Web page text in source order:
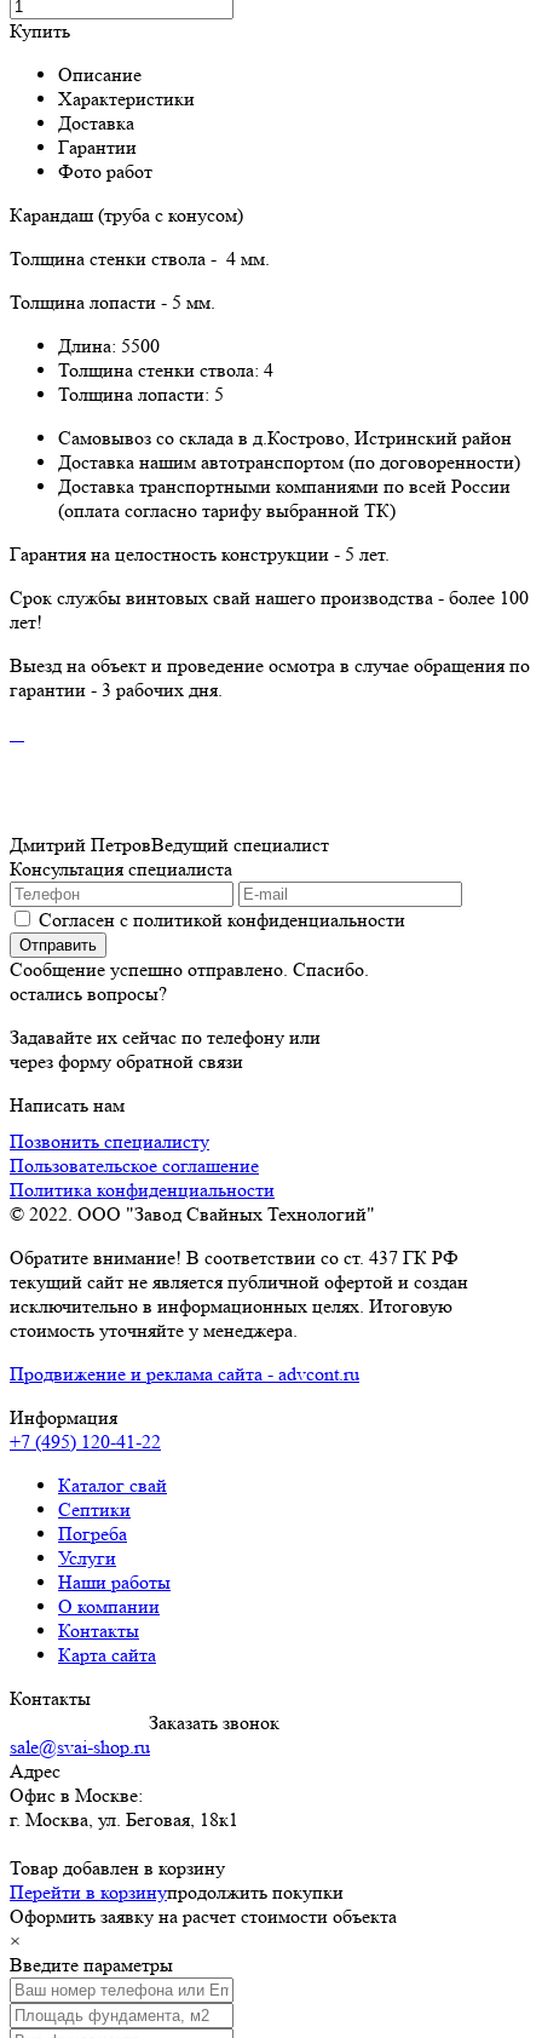
Купить
Описание
Характеристики
Доставка
Гарантии
Фото работ
Карандаш (труба с конусом)
Толщина стенки ствола - 4 мм.
Толщина лопасти - 5 мм.
Длина: 5500
Толщина стенки ствола: 4
Толщина лопасти: 5
Самовывоз со склада в д.Кострово, Истринский район
Доставка нашим автотранспортом (по договоренности)
Доставка транспортными компаниями по всей России
(оплата согласно тарифу выбранной ТК)
Гарантия на целостность конструкции - 5 лет.
Срок службы винтовых свай нашего производства - более 100
лет!
Выезд на объект и проведение осмотра в случае обращения по
гарантии - 3 рабочих дня.
Дмитрий ПетровВедущий специалист
Консультация специалиста
Согласен с политикой конфиденциальности
Сообщение успешно отправлено. Спасибо.
остались вопросы?
Задавайте их сейчас по телефону или
через форму обратной связи
Написать нам
Позвонить специалисту
Пользовательское соглашение
Политика конфиденциальности
© 2022. ООО "Завод Свайных Технологий"
Обратите внимание! В соответствии со ст. 437 ГК РФ
текущий сайт не является публичной офертой и создан
исключительно в информационных целях. Итоговую
стоимость уточняйте у менеджера.
Продвижение и реклама сайта - advcont.ru
Информация
+7 (495) 120-41-22
Каталог свай
Септики
Погреба
Услуги
Наши работы
О компании
Контакты
Карта сайта
Контакты
Заказать звонок
sale@svai-shop.ru
Адрес
Офис в Москве:
г. Москва ул. Беговая, 18к1
Товар добавлен в корзину
Перейти в корзинупродолжить покупки
Оформить заявку на расчет стоимости объекта
×
Введите параметры